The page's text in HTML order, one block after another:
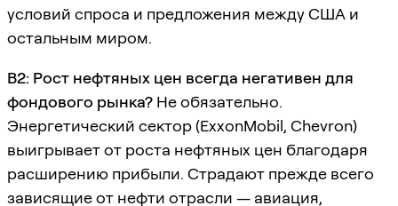
условий спроса и предложения между США и
остальным миром.
В2: Рост нефтяных цен всегда негативен для
фондового рынка? Не обязательно.
Энергетический сектор (ExxonMobil, Chevron)
выигрывает от роста нефтяных цен благодаря
расширению прибыли. Страдают прежде всего
зависящие от нефти отрасли — авиация,